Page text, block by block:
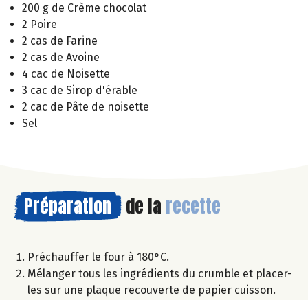
200 g de Crème chocolat
2 Poire
2 cas de Farine
2 cas de Avoine
4 cac de Noisette
3 cac de Sirop d'érable
2 cac de Pâte de noisette
Sel
Préparation de la recette
Préchauffer le four à 180°C.
Mélanger tous les ingrédients du crumble et placer-
les sur une plaque recouverte de papier cuisson.